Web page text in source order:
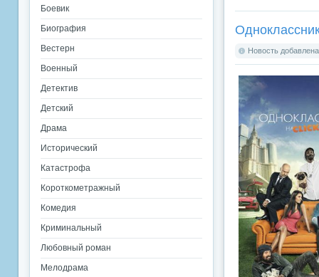
Новость
Боевик
Биография
Вестерн
Военный
Детектив
Детский
Драма
Исторический
Катастрофа
Короткометражный
Комедия
Криминальный
Любовный роман
Мелодрама